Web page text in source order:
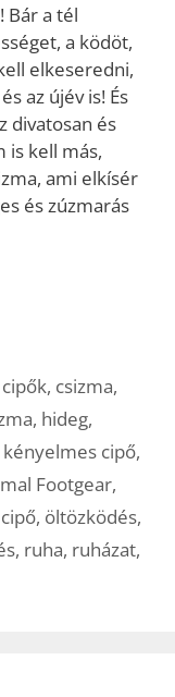
Bár a tél
a ködöt,
elkeseredni,
az újév is! És
divatosan és
is kell más,
ami elkísér
és zúzmarás
cipők, csizma,
, hideg,
kényelmes cipő,
Footgear,
, öltözködés,
, ruha, ruházat,